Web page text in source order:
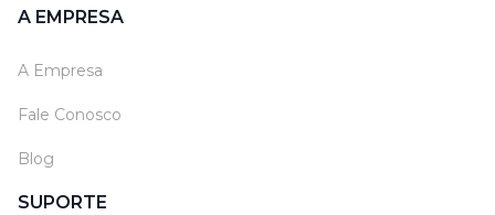
A EMPRESA
A Empresa
Fale Conosco
Blog
SUPORTE